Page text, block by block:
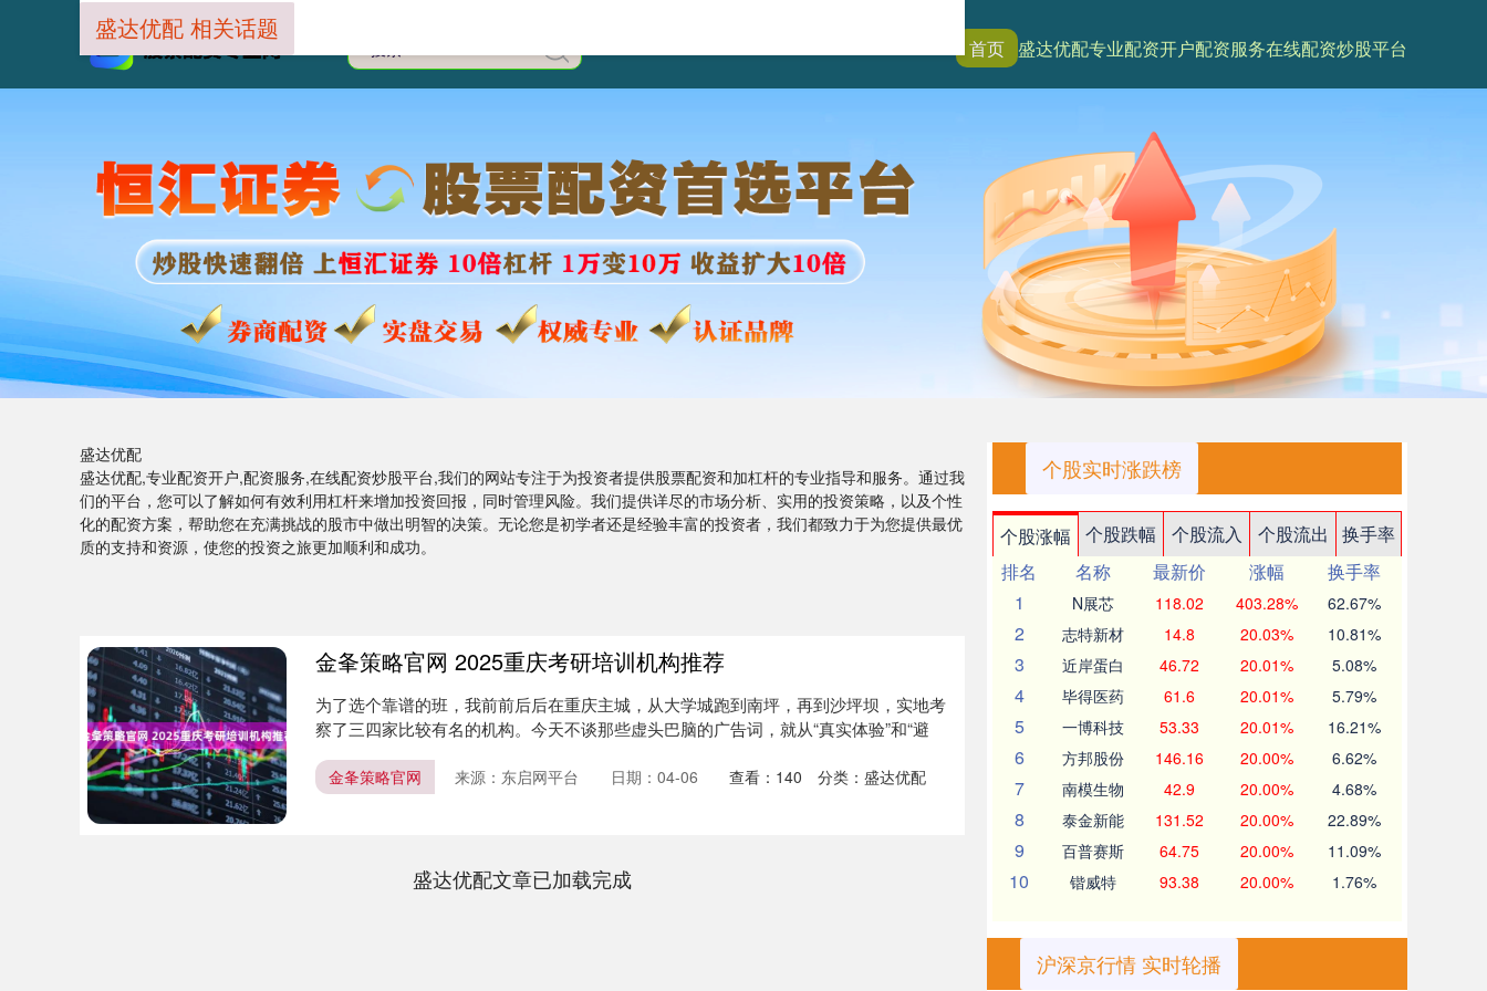
首页 盛达优配专业配资开户配资服务在线配资炒股平台
盛达优配
盛达优配,专业配资开户,配资服务,在线配资炒股平台,我们的网站专注于为投资者提供股票配资和加杠杆的专业指导和服务。通过我
们的平台，您可以了解如何有效利用杠杆来增加投资回报，同时管理风险。我们提供详尽的市场分析、实用的投资策略，以及个性
化的配资方案，帮助您在充满挑战的股市中做出明智的决策。无论您是初学者还是经验丰富的投资者，我们都致力于为您提供最优
质的支持和资源，使您的投资之旅更加顺利和成功。
盛达优配 相关话题
金夆策略官网 2025重庆考研培训机构推荐
为了选个靠谱的班，我前前后后在重庆主城，从大学城跑到南坪，再到沙坪坝，实地考
察了三四家比较有名的机构。今天不谈那些虚头巴脑的广告词，就从“真实体验”和“避
金夆策略官网 来源：东启网平台 日期：04-06 查看： 140 分类： 盛达优配
盛达优配文章已加载完成
个股实时涨跌榜
个股涨幅 个股跌幅 个股流入 个股流出
换手率
排名
名称 最新价 涨幅
换手率
1
N展芯 118.02 403.28% 62.67%
2 志特新材 14.8 20.03% 10.81%
3 近岸蛋白 46.72 20.01% 5.08%
4 毕得医药 61.6 20.01% 5.79%
5 一博科技 53.33 20.01% 16.21%
6 方邦股份 146.16 20.00% 6.62%
7 南模生物 42.9 20.00% 4.68%
8 泰金新能 131.52 20.00% 22.89%
9 百普赛斯 64.75 20.00% 11.09%
10 锴威特 93.38 20.00% 1.76%
沪深京行情 实时轮播